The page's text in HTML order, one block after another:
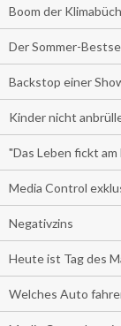
Boom der
Der Sommer-
Backstop einer
Kinder nicht
"Das Leben fickt
Media Control
Negativzins
Heute ist Tag des
Welches Auto